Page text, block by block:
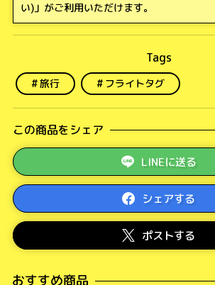
い)」がご利用いただけます。
旅行 フライトタグ
この商品をシェア
LINEに送る
シェアする
ポストする
おすすめ商品